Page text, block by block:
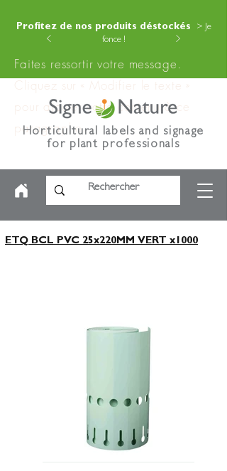
Profitez de nos produits déstockés
> Je
fonce !
Faites ressortir votre message.
Cliquez sur « Modifier le texte »
pour ajouter votre contenu à ce
paragraphe.
Horticultural labels and signage
for plant professionals
ETQ BCL PVC 25x220MM VERT x1000